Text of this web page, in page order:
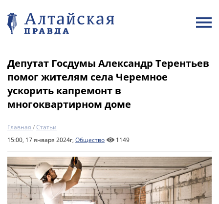
Депутат Госдумы Александр Терентьев
помог жителям села Черемное
ускорить капремонт в
многоквартирном доме
Главная /Статьи
15:00, 17 января 2024г, Общество 1149